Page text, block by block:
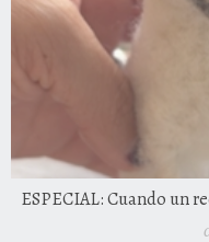
ESPECIAL: Cuando un